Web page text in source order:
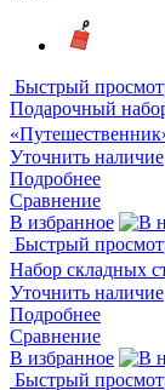
Быстрый
Подарочный
Уточнить наличие
Подробнее
Сравнение
В избранное
Быстрый
Набор складных
Уточнить наличие
Подробнее
Сравнение
В избранное
Быстрый